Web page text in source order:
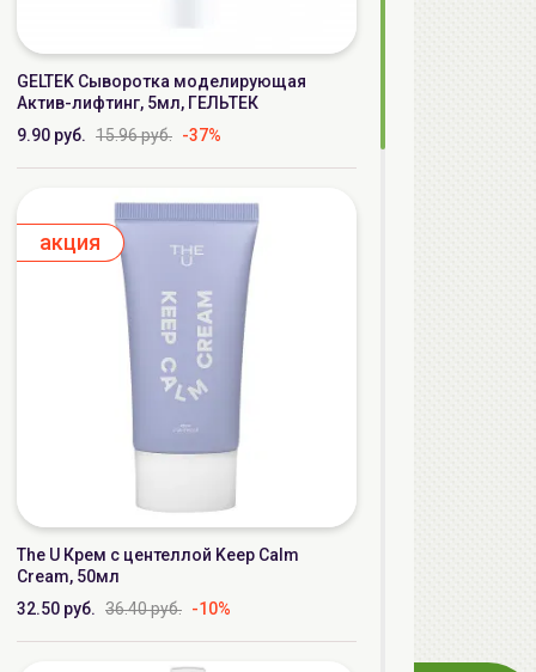
GELTEK Сыворотка моделирующая
Актив-лифтинг, 5мл, ГЕЛЬТЕК
9.90 руб. 15.96 руб. -37%
aкция
The U Крем с центеллой Keep Calm
Cream, 50мл
32.50 руб. 36.40 руб. -10%